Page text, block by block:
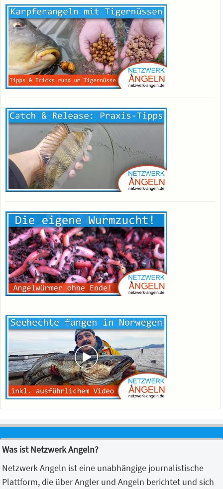
Was ist Netzwerk Angeln?
Netzwerk Angeln ist eine unabhängige journalistische
Plattform, die über Angler und Angeln berichtet und sich